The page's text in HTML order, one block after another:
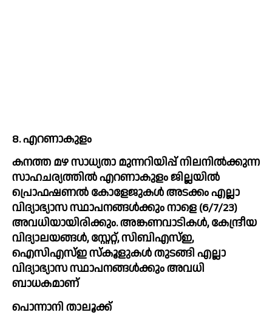
8. എറണാകുളം
കനത്ത മഴ സാധ്യതാ മുന്നറിയിപ്പ് നിലനിൽക്കുന്ന
സാഹചര്യത്തിൽ എറണാകുളം ജില്ലയിൽ
പ്രൊഫഷണൽ കോളേജുകൾ അടക്കം എല്ലാ
വിദ്യാഭ്യാസ സ്ഥാപനങ്ങൾക്കും നാളെ (6/7/23)
അവധിയായിരിക്കും. അങ്കണവാടികൾ, കേന്ദ്രീയ
വിദ്യാലയങ്ങൾ, സ്റ്റേറ്റ്, സിബിഎസ്ഇ,
ഐസിഎസ്ഇ സ്കൂളുകൾ തുടങ്ങി എല്ലാ
വിദ്യാഭ്യാസ സ്ഥാപനങ്ങൾക്കും അവധി
ബാധകമാണ്
പൊന്നാനി താലൂക്ക്